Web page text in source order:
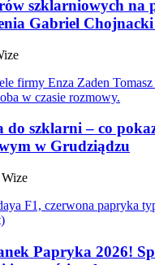
szklarniowych na
Gabriel
do szklarni – co
w Grudziądzu
Papryka 2026!